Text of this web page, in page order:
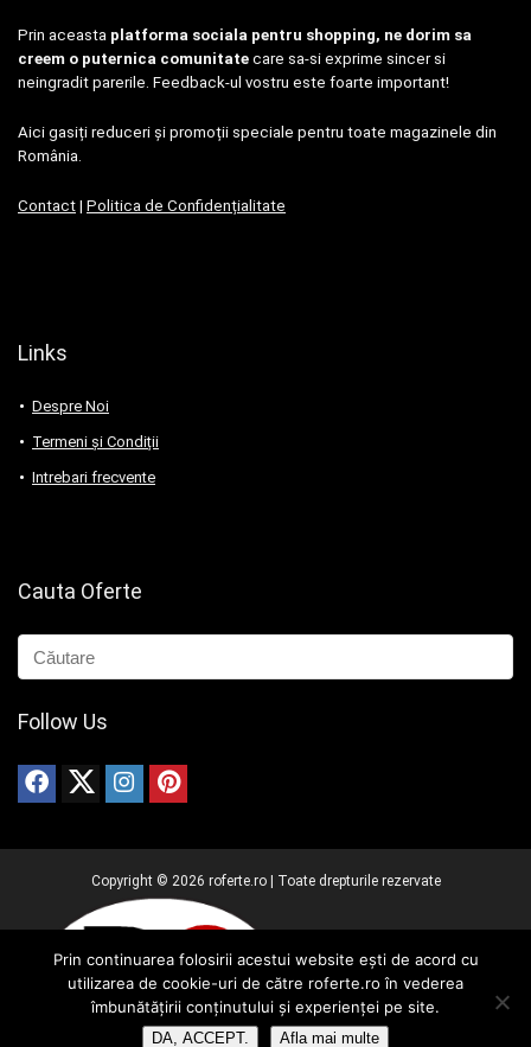
Prin aceasta platforma sociala pentru shopping, ne dorim sa
creem o puternica comunitate care sa-si exprime sincer si
neingradit parerile. Feedback-ul vostru este foarte important!
Aici gasiți reduceri și promoții speciale pentru toate magazinele din
România.
Contact | Politica de Confidențialitate
Links
Despre Noi
Termeni și Condiții
Intrebari frecvente
Cauta Oferte
Follow Us
Copyright © 2026 roferte.ro | Toate drepturile rezervate
Prin continuarea folosirii acestui website ești de acord cu
utilizarea de cookie-uri de către roferte.ro în vederea
îmbunătățirii conținutului și experienței pe site.
DA, ACCEPT. Afla mai multe